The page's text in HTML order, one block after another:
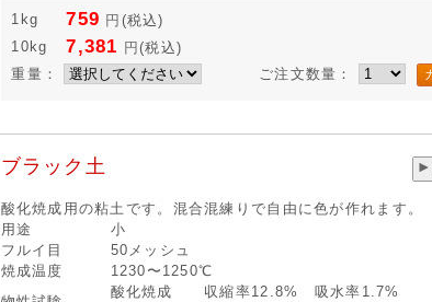
1kg 759 円 (税込)
10kg
7,381 円(税込)
重量：
ご注文数量：
ブラック土
酸化焼成用の粘土です。混合混練りで自由に色が作れます。
用途
小
フルイ目
50メッシュ
焼成温度
1230〜1250℃
酸化焼成 収縮率12.8% 吸水率1.7%